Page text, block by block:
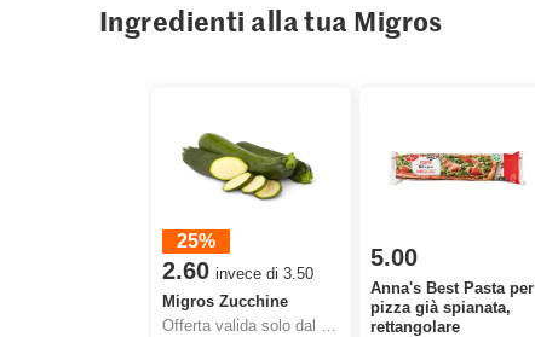
Ingredienti alla tua Migros
25%
2.60 invece di 3.50
Migros Zucchine
Offerta valida solo dal 6.8 al 12.8.2026, fino a esaurimento dello stock.
5.00
Anna's Best Pasta per
pizza già spianata,
rettangolare